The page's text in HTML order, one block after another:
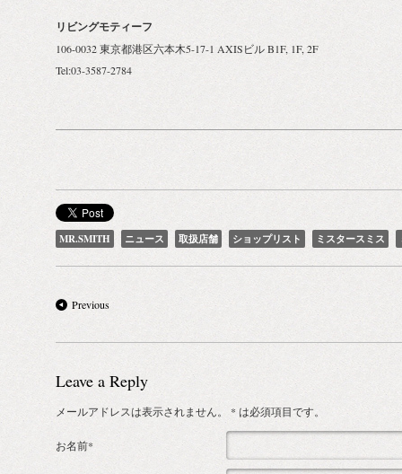
リビングモティーフ
106-0032 東京都港区六本木5-17-1 AXISビル B1F, 1F, 2F
Tel:03-3587-2784
MR.SMITH ニュース 取扱店舗 ショップリスト ミスタースミス
Previous
Leave a Reply
メールアドレスは表示されません。 * は必須項目です。
お名前*